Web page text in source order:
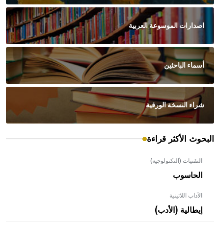
اصدارات الموسوعة العربية
أسماء الباحثين
شراء النسخة الورقية
البحوث الأكثر قراءة
التقنيات (التكنولوجية)
الحاسوب
الآداب اللاتينية
إيطالية (الأدب)